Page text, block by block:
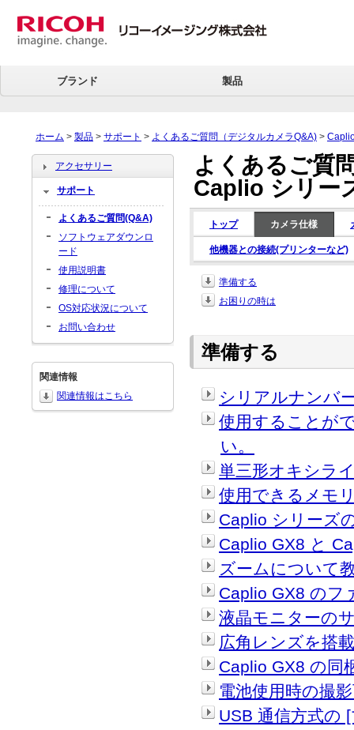
ブランド 製品
ホーム > 製品 > サポート > よくあるご質問（デジタルカメラQ&A) >
よくあるご質
Caplio シリー
トップ カメラ仕様
他機器との接続(プリンターなど)
準備する
お困りの時は
準備する
シリアルナンバ
使用することが
い。
単三形オキシラ
使用できるメモ
Caplio シリーズ
Caplio GX8 と
ズームについて
Caplio GX8 のフ
液晶モニターの
広角レンズを搭
Caplio GX8 の同
電池使用時の撮
USB 通信方式の
アクセサリー
サポート
よくあるご質問(Q&A)
ソフトウェアダウンロ
ード
使用説明書
修理について
OS対応状況について
お問い合わせ
関連情報
関連情報はこちら